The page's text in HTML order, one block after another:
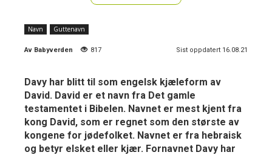
Navn Guttenavn
Av Babyverden 817 Sist oppdatert 16.08.21
Davy har blitt til som engelsk kjæleform av
David. David er et navn fra Det gamle
testamentet i Bibelen. Navnet er mest kjent fra
kong David, som er regnet som den største av
kongene for jødefolket. Navnet er fra hebraisk
og betyr elsket eller kjær. Fornavnet Davy har